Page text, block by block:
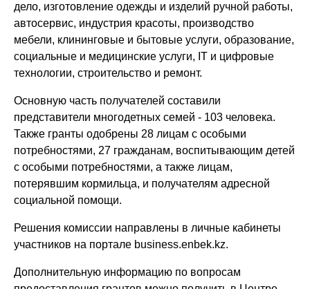
дело, изготовление одежды и изделий ручной работы,
автосервис, индустрия красоты, производство
мебели, клининговые и бытовые услуги, образование,
социальные и медицинские услуги, IT и цифровые
технологии, строительство и ремонт.
Основную часть получателей составили
представители многодетных семей - 103 человека.
Также гранты одобрены 28 лицам с особыми
потребностями, 27 гражданам, воспитывающим детей
с особыми потребностями, а также лицам,
потерявшим кормильца, и получателям адресной
социальной помощи.
Решения комиссии направлены в личные кабинеты
участников на портале business.enbek.kz.
Дополнительную информацию по вопросам